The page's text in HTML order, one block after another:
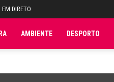
EM DIRETO
AMBIENTE DESPORTO